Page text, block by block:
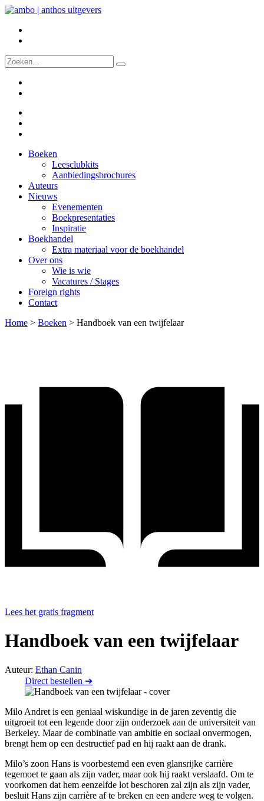
Boeken
Leesclubkits
Aanbiedingsbrochures
Auteurs
Nieuws
Evenementen
Boekpresentaties
Inspiratie
Boekhandel
Extra materiaal voor de boekhandel
Over ons
Wie is wie
Vacatures / Stages
Foreign rights
Contact
Home > Boeken > Handboek van een twijfelaar
Lees het gratis fragment
Handboek van een twijfelaar
Auteur: Ethan Canin
Direct bestellen ➔
Milo Andret is een geniaal wiskundige in de jaren zeventig die
uitgroeit tot een legende door zijn onderzoek aan de universiteit van
Berkeley. Maar de combinatie van ambitie en sociaal onvermogen,
brengt hem op een destructief pad en hij raakt aan de drank.
Milo’s zoon Hans is voorbestemd een even glansrijke carrière
tegemoet te gaan als zijn vader, maar ook hij raakt verslaafd. Om te
voorkomen dat hem eenzelfde lot beschoren zal zijn als zijn vader,
besluit Hans zijn carrière af te breken en een andere weg te volgen.